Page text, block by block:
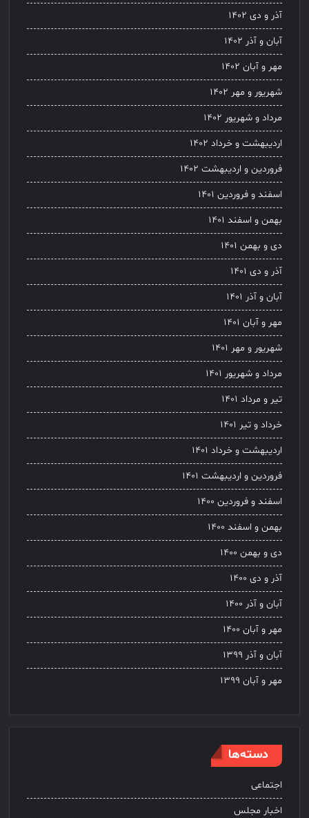
آذر و دی ۱۴۰۲
آبان و آذر ۱۴۰۲
مهر و آبان ۱۴۰۲
شهریور و مهر ۱۴۰۲
مرداد و شهریور ۱۴۰۲
اردیبهشت و خرداد ۱۴۰۲
فروردین و اردیبهشت ۱۴۰۲
اسفند و فروردین ۱۴۰۱
بهمن و اسفند ۱۴۰۱
دی و بهمن ۱۴۰۱
آذر و دی ۱۴۰۱
آبان و آذر ۱۴۰۱
مهر و آبان ۱۴۰۱
شهریور و مهر ۱۴۰۱
مرداد و شهریور ۱۴۰۱
تیر و مرداد ۱۴۰۱
خرداد و تیر ۱۴۰۱
اردیبهشت و خرداد ۱۴۰۱
فروردین و اردیبهشت ۱۴۰۱
اسفند و فروردین ۱۴۰۰
بهمن و اسفند ۱۴۰۰
دی و بهمن ۱۴۰۰
آذر و دی ۱۴۰۰
آبان و آذر ۱۴۰۰
مهر و آبان ۱۴۰۰
آبان و آذر ۱۳۹۹
مهر و آبان ۱۳۹۹
دسته‌ها
اجتماعی
اخبار مجلس